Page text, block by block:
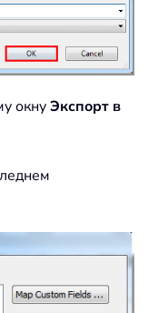
окнуЭкспорт в